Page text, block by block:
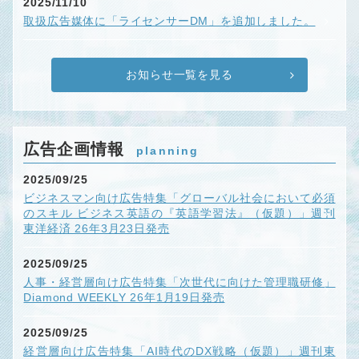
2025/11/10
取扱広告媒体に「ライセンサーDM」を追加しました。
お知らせ一覧を見る
広告企画情報 planning
2025/09/25
ビジネスマン向け広告特集「グローバル社会において必須
のスキル ビジネス英語の『英語学習法』（仮題）」週刊
東洋経済 26年3月23日発売
2025/09/25
人事・経営層向け広告特集「次世代に向けた管理職研修」
Diamond WEEKLY 26年1月19日発売
2025/09/25
経営層向け広告特集「AI時代のDX戦略（仮題）」週刊東